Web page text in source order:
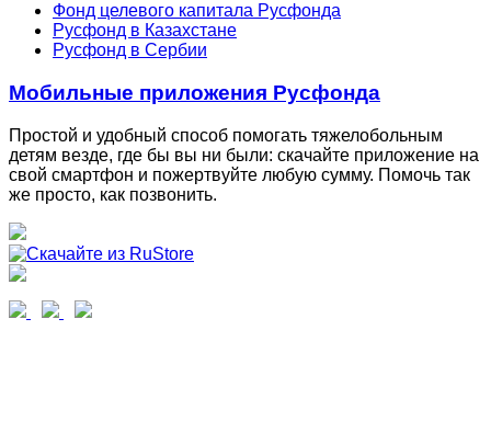
Фонд целевого капитала Русфонда
Русфонд в Казахстане
Русфонд в Сербии
Мобильные приложения Русфонда
Простой и удобный способ помогать тяжелобольным
детям везде, где бы вы ни были: скачайте приложение на
свой смартфон и пожертвуйте любую сумму. Помочь так
же просто, как позвонить.